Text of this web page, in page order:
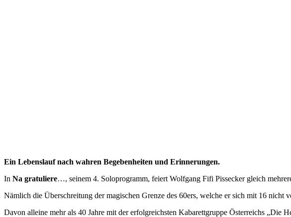
Ein Lebenslauf nach wahren Begebenheiten und Erinnerungen.
In Na gratuliere…, seinem 4. Soloprogramm, feiert Wolfgang Fifi Pissecker gleich
Nämlich die Überschreitung der magischen Grenze des 60ers, welche er sich mit 16
Davon alleine mehr als 40 Jahre mit der erfolgreichsten Kabarettgruppe Österreichs